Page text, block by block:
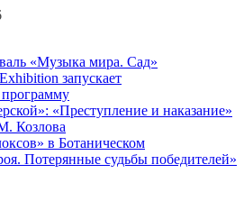
«Музыка мира. Сад»
запускает
программу
«Преступление и наказание»
Козлова
в Ботаническом
Потерянные судьбы победителей»